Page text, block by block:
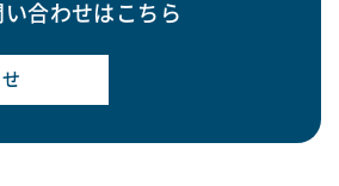
い合わせはこちら